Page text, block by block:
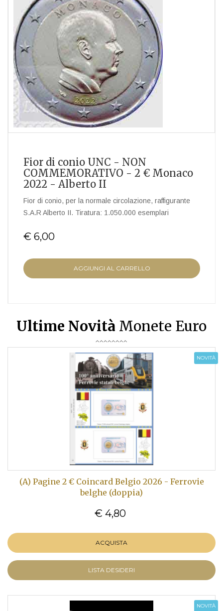
Fior di conio UNC - NON
COMMEMORATIVO - 2 € Monaco
2022 - Alberto II
Fior di conio, per la normale circolazione, raffigurante
S.A.R Alberto II. Tiratura: 1.050.000 esemplari
€ 6,00
AGGIUNGI AL CARRELLO
Ultime Novità Monete Euro
NOVITÀ
(A) Pagine 2 € Coincard Belgio 2026 - Ferrovie
belghe (doppia)
€ 4,80
ACQUISTA
LISTA DESIDERI
NOVITÀ